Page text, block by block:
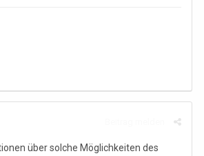
über solche Möglichkeiten des